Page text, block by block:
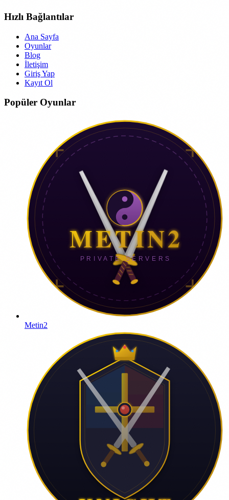
Hızlı Bağlantılar
Ana Sayfa
Oyunlar
Blog
İletişim
Giriş Yap
Kayıt Ol
Popüler Oyunlar
Metin2